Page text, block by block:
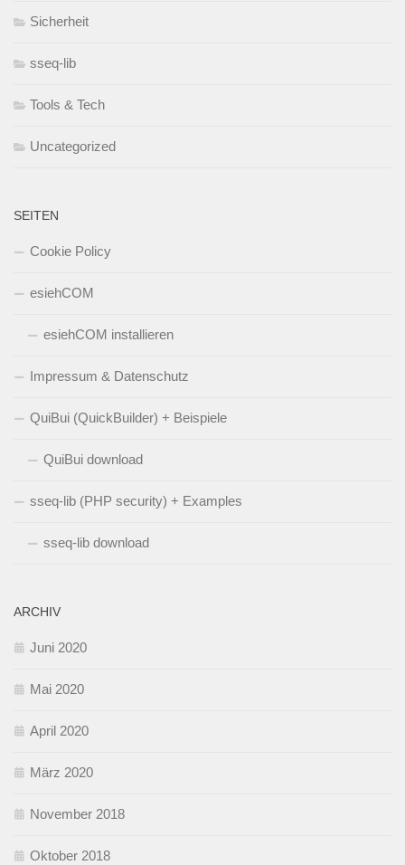
Sicherheit
sseq-lib
Tools & Tech
Uncategorized
SEITEN
Cookie Policy
esiehCOM
esiehCOM installieren
Impressum & Datenschutz
QuiBui (QuickBuilder) + Beispiele
QuiBui download
sseq-lib (PHP security) + Examples
sseq-lib download
ARCHIV
Juni 2020
Mai 2020
April 2020
März 2020
November 2018
Oktober 2018